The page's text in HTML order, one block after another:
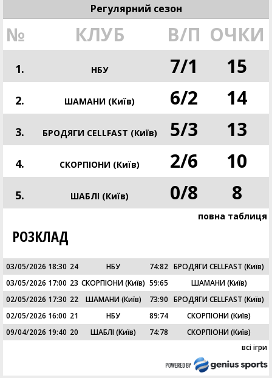
Регулярний сезон
№ КЛУБ В/П ОЧКИ
1. НБУ 7/1 15
2. ШАМАНИ (Київ) 6/2 14
3. БРОДЯГИ CELLFAST (Київ) 5/3 13
4. СКОРПІОНИ (Київ) 2/6 10
5. ШАБЛІ (Київ) 0/8 8
повна таблиця
РОЗКЛАД
03/05/2026 18:30 24 НБУ 74:82 БРОДЯГИ CELLFAST (Київ)
03/05/2026 17:00 23 СКОРПІОНИ (Київ) 59:65
ШАМАНИ (Київ)
02/05/2026 17:30 22 ШАМАНИ (Київ) 73:90 БРОДЯГИ CELLFAST (Київ)
02/05/2026 16:00 21 НБУ 89:74
СКОРПІОНИ (Київ)
09/04/2026 19:40 20 ШАБЛІ (Київ) 74:78
СКОРПІОНИ (Київ)
всі ігри